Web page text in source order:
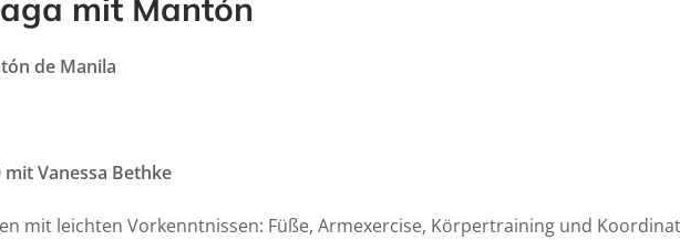
mit Mantón
de Manila
mit Vanessa Bethke
mit leichten Vorkenntnissen: Füße, Armexercise, Körpertraining und